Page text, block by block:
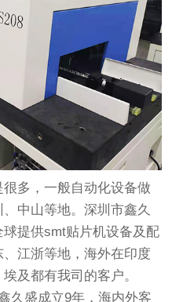
多，一般自动化设备做
中山等地。深圳市鑫久
提供smt贴片机设备及配
江浙等地，海外在印度
及都有我司的客户。
久盛成立9年，海内外客